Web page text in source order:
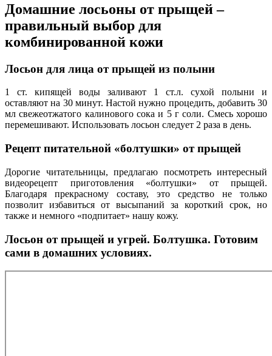
Домашние лосьоны от прыщей –
правильный выбор для
комбинированной кожи
Лосьон для лица от прыщей из полыни
1 ст. кипящей воды заливают 1 ст.л. сухой полыни и
оставляют на 30 минут. Настой нужно процедить, добавить 30
мл свежеотжатого калинового сока и 5 г соли. Смесь хорошо
перемешивают. Использовать лосьон следует 2 раза в день.
Рецепт питательной «болтушки» от прыщей
Дорогие читательницы, предлагаю посмотреть интересный
видеорецепт приготовления «болтушки» от прыщей.
Благодаря прекрасному составу, это средство не только
позволит избавиться от высыпаний за короткий срок, но
также и немного «подпитает» нашу кожу.
Лосьон от прыщей и угрей. Болтушка. Готовим
сами в домашних условиях.